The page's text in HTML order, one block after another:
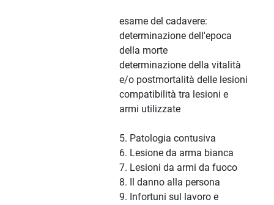
esame del cadavere:
determinazione dell'epoca
della morte
determinazione della vitalità
e/o postmortalità delle lesioni
compatibilità tra lesioni e
armi utilizzate
5. Patologia contusiva
6. Lesione da arma bianca
7. Lesioni da armi da fuoco
8. Il danno alla persona
9. Infortuni sul lavoro e